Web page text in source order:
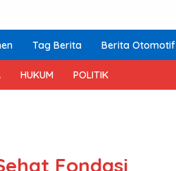
Tag Berita Berita Otomotif
HUKUM POLITIK
Fondasi